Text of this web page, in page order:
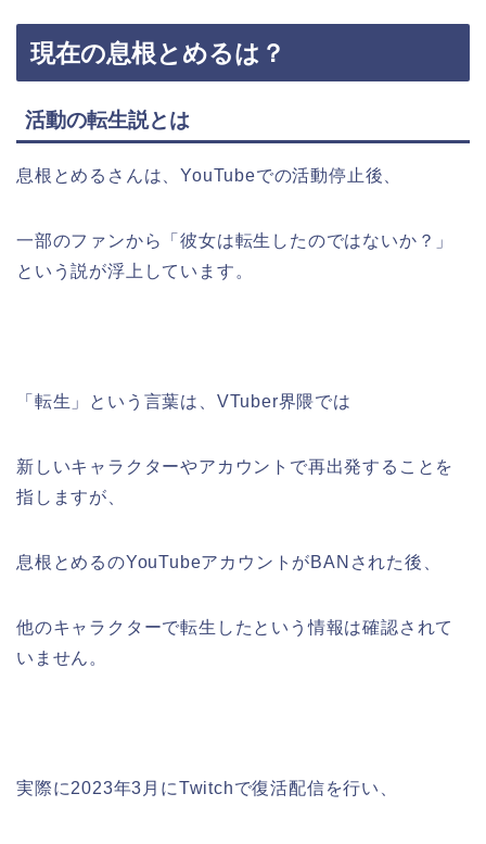
現在の息根とめるは？
活動の転生説とは
息根とめるさんは、YouTubeでの活動停止後、
一部のファンから「彼女は転生したのではないか？」
という説が浮上しています。
「転生」という言葉は、VTuber界隈では
新しいキャラクターやアカウントで再出発することを
指しますが、
息根とめるのYouTubeアカウントがBANされた後、
他のキャラクターで転生したという情報は確認されて
いません。
実際に2023年3月にTwitchで復活配信を行い、